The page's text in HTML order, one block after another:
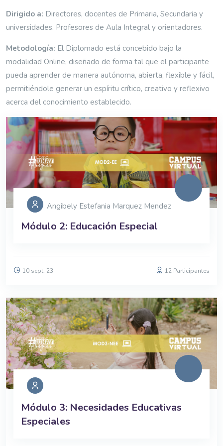
Dirigido a: Directores, docentes de Primaria, Secundaria y
universidades. Profesores de Aula Integral y orientadores.
Metodología: El Diplomado está concebido bajo la
modalidad Online, diseñado de forma tal que el participante
pueda aprender de manera autónoma, abierta, flexible y fácil,
permitiéndole generar un espíritu crítico, creativo y reflexivo
acerca del conocimiento establecido.
Angibely Estefania Marquez Mendez
Módulo 2: Educación Especial
10 sept. 23 12 Participantes
Módulo 3: Necesidades Educativas
Especiales